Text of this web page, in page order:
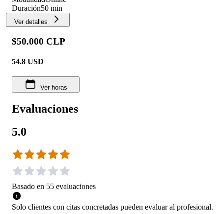
Duración50 min
Ver detalles
$50.000 CLP
54.8 USD
Ver horas
Evaluaciones
5.0
Basado en 55 evaluaciones
Solo clientes con citas concretadas pueden evaluar al profesional.